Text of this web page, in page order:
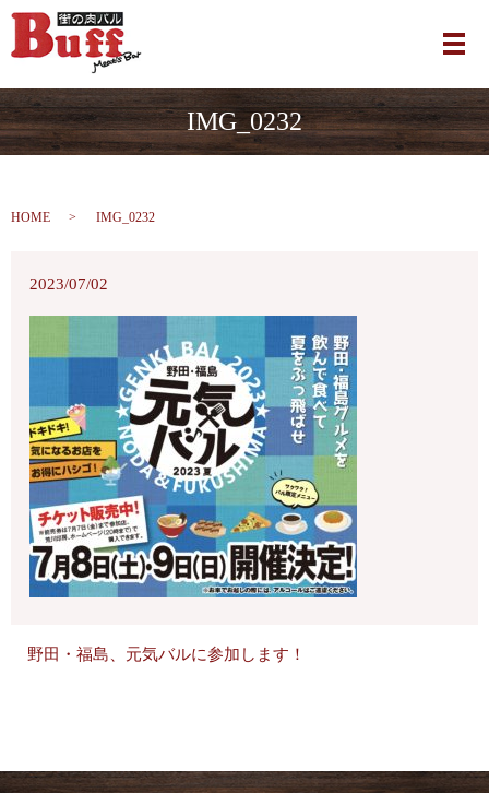
メ
IMG_0232
HOME IMG_0232
2023/07/02
野田・福島、元気バルに参加します！